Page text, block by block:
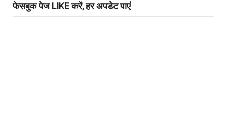
फेसबुक पेज LIKE करें, हर अपडेट पाएं